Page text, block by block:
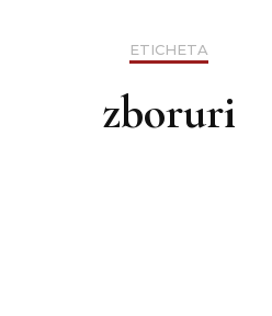
ETICHETA
zboruri